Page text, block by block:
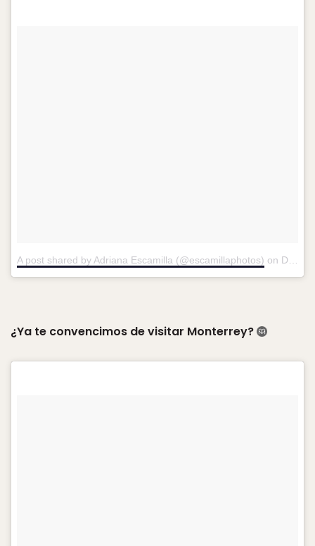
A post shared by Adriana Escamilla (@escamillaphotos) on Dec 30, 2017 at 10:44pm PST
¿Ya te convencimos de visitar Monterrey?